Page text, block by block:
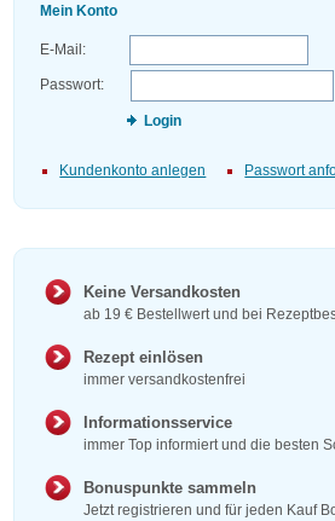
Mein Konto
E-Mail:
Passwort:
Login
Kundenkonto anlegen Passwort
Keine Versandkosten
ab 19 € Bestellwert und bei
Rezept einlösen
immer versandkostenfrei
Informationsservice
immer Top informiert und die besten
Bonuspunkte sammeln
Jetzt registrieren und für jeden Kauf